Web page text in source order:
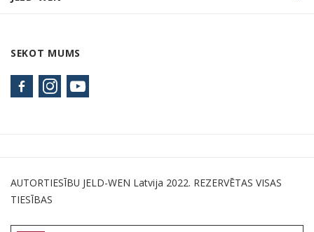
SEKOT MUMS
AUTORTIESĪBU JELD-WEN Latvija 2022. REZERVĒTAS VISAS
TIESĪBAS